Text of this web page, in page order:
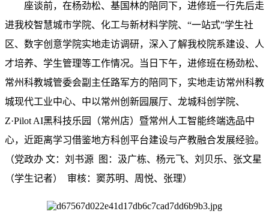
座谈前，在杨劲松、基国林的陪同下，进修班一行先后走
进我校智慧城市学院、化工与新材料学院、“一站式”学生社
区、数字创意学院实地走访调研，深入了解我校院系建设、人
才培养、学生管理等工作情况。当日下午，进修班在杨劲松、
常州科教城管委会副主任路军方的陪同下，实地走访常州科教
城现代工业中心、中以常州创新园展厅、龙城科创学院、
Z·Pilot AI黑科技乐园（常州店）暨常州人工智能终端选品中
心，近距离学习借鉴地方科创平台建设与产教融合发展经验。
（党政办 文：刘书源 图： 汲广栋、杨元飞、刘贝乐、张文星
（学生记者）
审核： 窦苏明、周悦、张理）